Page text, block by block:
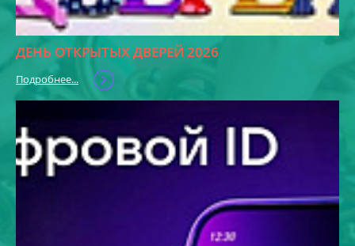
ДЕНЬ ОТКРЫТЫХ ДВЕРЕЙ 2026
Подробнее...